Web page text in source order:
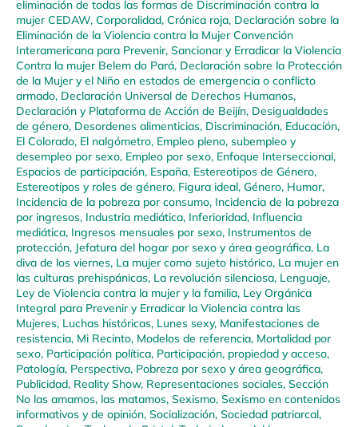
eliminación de todas las formas de Discriminación contra la
mujer CEDAW, Corporalidad, Crónica roja, Declaración sobre la
Eliminación de la Violencia contra la Mujer Convención
Interamericana para Prevenir, Sancionar y Erradicar la Violencia
Contra la mujer Belem do Pará, Declaración sobre la Protección
de la Mujer y el Niño en estados de emergencia o conflicto
armado, Declaración Universal de Derechos Humanos,
Declaración y Plataforma de Acción de Beijín, Desigualdades
de género, Desordenes alimenticias, Discriminación, Educación,
El Colorado, El nalgómetro, Empleo pleno, subempleo y
desempleo por sexo, Empleo por sexo, Enfoque Interseccional,
Espacios de participación, España, Estereotipos de Género,
Estereotipos y roles de género, Figura ideal, Género, Humor,
Incidencia de la pobreza por consumo, Incidencia de la pobreza
por ingresos, Industria mediática, Inferioridad, Influencia
mediática, Ingresos mensuales por sexo, Instrumentos de
protección, Jefatura del hogar por sexo y área geográfica, La
diva de los viernes, La mujer como sujeto histórico, La mujer en
las culturas prehispánicas, La revolución silenciosa, Lenguaje,
Ley de Violencia contra la mujer y la familia, Ley Orgánica
Integral para Prevenir y Erradicar la Violencia contra las
Mujeres, Luchas históricas, Lunes sexy, Manifestaciones de
resistencia, Mi Recinto, Modelos de referencia, Mortalidad por
sexo, Participación política, Participación, propiedad y acceso,
Patología, Perspectiva, Pobreza por sexo y área geográfica,
Publicidad, Reality Show, Representaciones sociales, Sección
No las amamos, las matamos, Sexismo, Sexismo en contenidos
informativos y de opinión, Socialización, Sociedad patriarcal,